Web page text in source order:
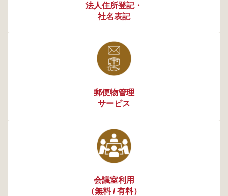
法人住所登記・
社名表記
郵便物管理
サービス
会議室利用
（無料 / 有料）